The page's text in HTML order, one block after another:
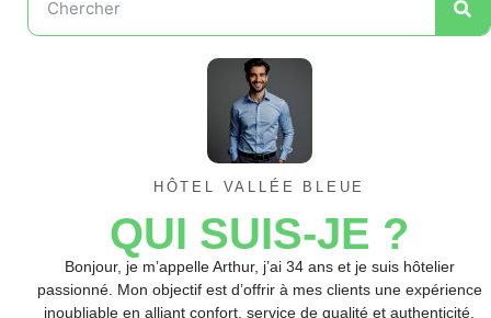
HÔTEL VALLÉE BLEUE
QUI SUIS-JE ?
Bonjour, je m’appelle Arthur, j’ai 34 ans et je suis hôtelier
passionné. Mon objectif est d’offrir à mes clients une expérience
inoubliable en alliant confort, service de qualité et authenticité.